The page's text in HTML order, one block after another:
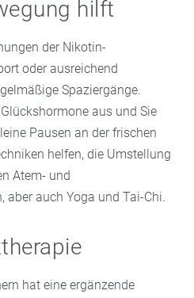
hilft
der Nikotin-
oder ausreichend
Spaziergänge.
aus und Sie
Pausen an der frischen
helfen, die Umstellung
Atem- und
aber auch Yoga und Tai-Chi.
hat eine ergänzende